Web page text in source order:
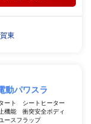
東
パワスラ
ート シートヒーター
機能 衝突安全ボディ
ースフラップ